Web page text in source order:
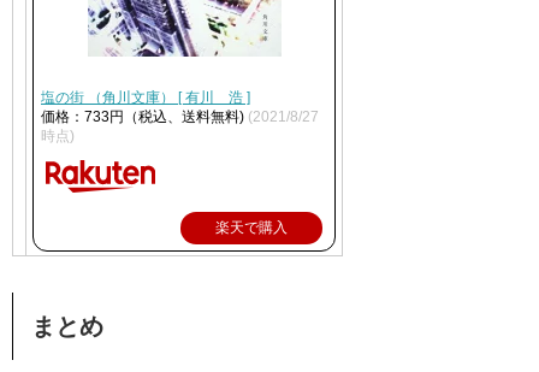
塩の街 （角川文庫） [ 有川 浩 ]
価格：733円（税込、送料無料) (2021/8/27
時点)
楽天で購入
まとめ